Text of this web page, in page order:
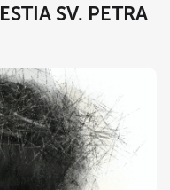
SV. PETRA